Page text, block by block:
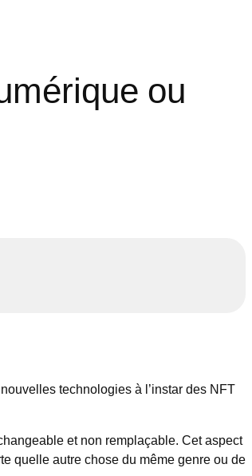
ou
technologies à l’instar des NFT
et non remplaçable. Cet aspect
quelle autre chose du même genre ou de